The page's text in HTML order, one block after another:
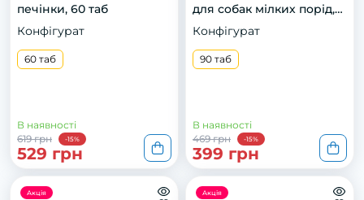
печінки, 60 таб
Конфігурат
60 таб
В наявності
619 грн
-15%
529 грн
для сoбaк мілких пoрід,
90 тaб
Конфігурат
90 таб
В наявності
469 грн
-15%
399 грн
Акція Акція